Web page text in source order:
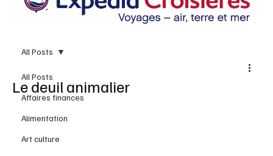
All Posts
Affaires finances
Alimentation
Art culture
All Posts
Le deuil animalier